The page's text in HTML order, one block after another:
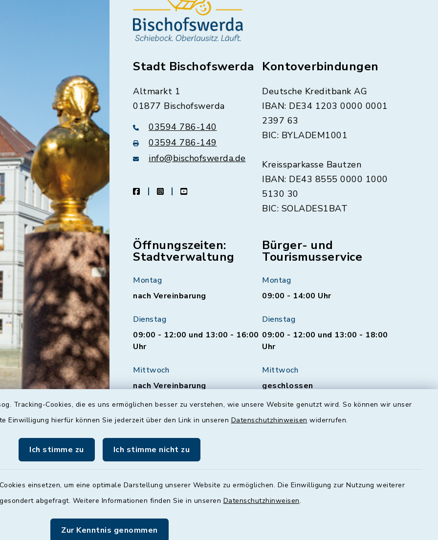
Tracking-Cookies, die es uns ermöglichen besser zu verstehen, wie unsere Website genutzt wird. So können wir unser
Einwilligung hierfür können Sie jederzeit über den Link in unseren Datenschutzhinweisen widerrufen.
Ich stimme zu Ich stimme nicht zu
einsetzen, um eine optimale Darstellung unserer Website zu ermöglichen. Die Einwilligung zur Nutzung weiterer
abgefragt. Weitere Informationen finden Sie in unseren Datenschutzhinweisen.
Zur Kenntnis genommen
Stadt Bischofswerda
Altmarkt 1
01877 Bischofswerda
03594 786-140
03594 786-149
info@bischofswerda.de
facebookinstagramyoutube
Kontoverbindungen
Deutsche Kreditbank AG
IBAN: DE34 1203 0000 0001
2397 63
BIC: BYLADEM1001
Kreissparkasse Bautzen
IBAN: DE43 8555 0000 1000
5130 30
BIC: SOLADES1BAT
Öffnungszeiten:
Stadtverwaltung
Montag
nach Vereinbarung
Dienstag
09:00 - 12:00 und 13:00 - 16:00
Uhr
Mittwoch
nach Vereinbarung
Donnerstag
09:00 - 12:00 und 13:00 - 18:00
Uhr
Freitag
Bürger- und
Tourismusservice
Montag
09:00 - 14:00 Uhr
Dienstag
09:00 - 12:00 und 13:00 - 18:00
Uhr
Mittwoch
geschlossen
Donnerstag
09:00 - 12:00 und 13:00 - 18:00